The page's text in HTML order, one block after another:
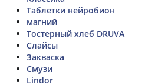
Таблетки нейробион
магний
Тостерный хлеб DRUVA
Слайсы
Закваска
Смузи
Lindor